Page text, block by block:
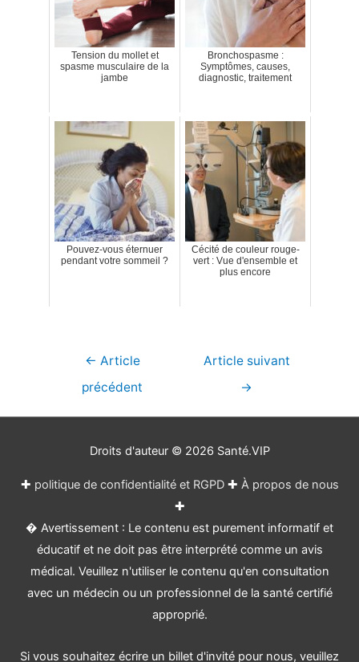
Tension du mollet et
spasme musculaire de la
jambe
Bronchospasme :
Symptômes, causes,
diagnostic, traitement
Pouvez-vous éternuer
pendant votre sommeil ?
Cécité de couleur rouge-
vert : Vue d'ensemble et
plus encore
Navigation
← Article
précédent
Article suivant
→
Droits d'auteur © 2026 Santé.VIP
✚ politique de confidentialité et RGPD✚ À propos de nous
✚
� Avertissement : Le contenu est purement informatif et
éducatif et ne doit pas être interprété comme un avis
médical. Veuillez n'utiliser le contenu qu'en consultation
avec un médecin ou un professionnel de la santé certifié
approprié.
Si vous souhaitez écrire un billet d'invité pour nous, veuillez